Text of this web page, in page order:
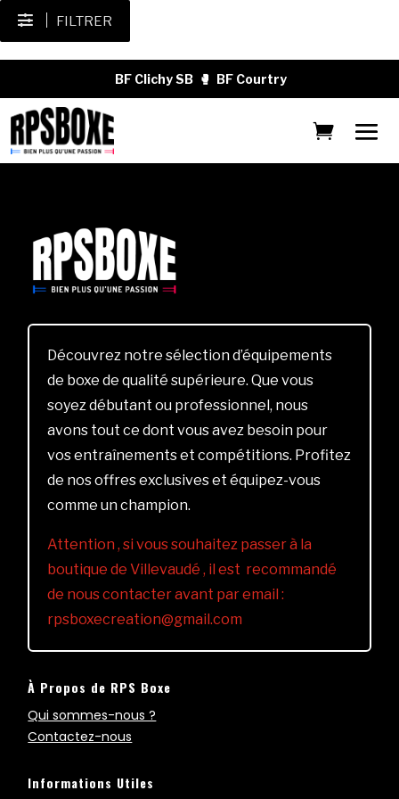
FILTRER
BF Clichy SB 🥊 BF Courtry
Découvrez notre sélection d’équipements
de boxe de qualité supérieure. Que vous
soyez débutant ou professionnel, nous
avons tout ce dont vous avez besoin pour
vos entraînements et compétitions. Profitez
de nos offres exclusives et équipez-vous
comme un champion.
Attention , si vous souhaitez passer à la
boutique de Villevaudé , il est recommandé
de nous contacter avant par email :
rpsboxecreation@gmail.com
À Propos de RPS Boxe
Qui sommes-nous ?
Contactez-nous
Informations Utiles